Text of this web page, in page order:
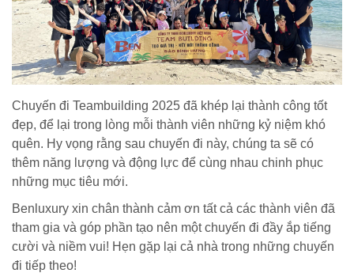
Chuyến đi Teambuilding 2025 đã khép lại thành công tốt
đẹp, để lại trong lòng mỗi thành viên những kỷ niệm khó
quên. Hy vọng rằng sau chuyến đi này, chúng ta sẽ có
thêm năng lượng và động lực để cùng nhau chinh phục
những mục tiêu mới.
Benluxury xin chân thành cảm ơn tất cả các thành viên đã
tham gia và góp phần tạo nên một chuyến đi đầy ắp tiếng
cười và niềm vui! Hẹn gặp lại cả nhà trong những chuyến
đi tiếp theo!